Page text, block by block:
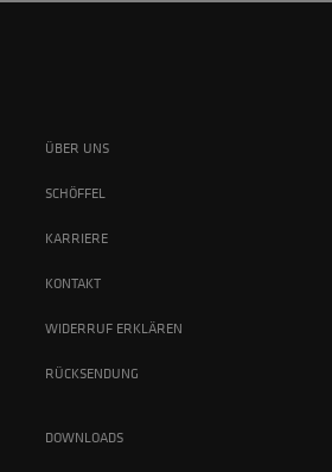
ÜBER UNS
SCHÖFFEL
KARRIERE
KONTAKT
WIDERRUF ERKLÄREN
RÜCKSENDUNG
DOWNLOADS